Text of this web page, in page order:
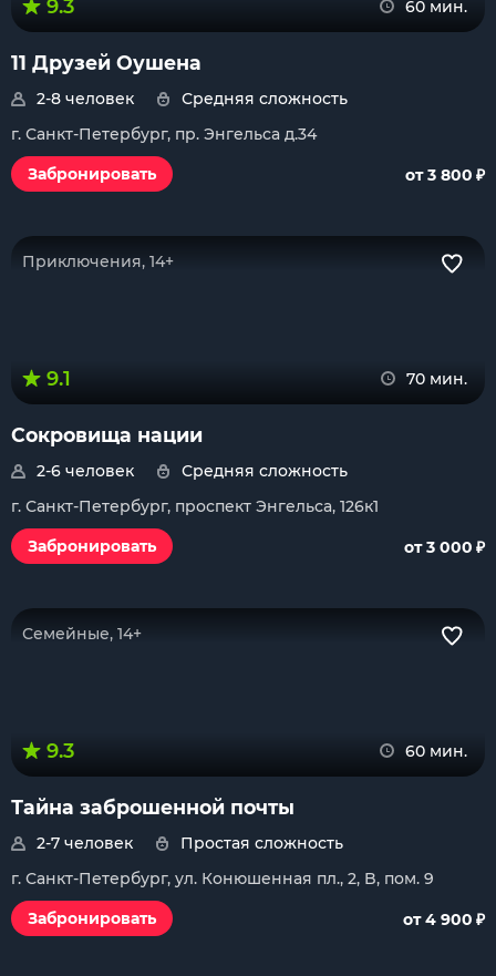
9.3 60 мин.
11 Друзей Оушена
2-8 человек
Средняя сложность
г. Санкт-Петербург, пр. Энгельса д.34
Забронировать
от 3 800 ₽
Приключения, 14+
9.1 70 мин.
Сокровища нации
2-6 человек
Средняя сложность
г. Санкт-Петербург, проспект Энгельса, 126к1
Забронировать
от 3 000 ₽
Семейные, 14+
9.3 60 мин.
Тайна заброшенной почты
2-7 человек
Простая сложность
г. Санкт-Петербург, ул. Конюшенная пл., 2, B, пом. 9
Забронировать
от 4 900 ₽